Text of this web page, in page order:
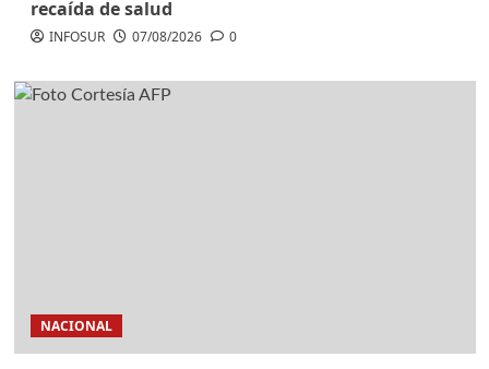
recaída de salud
INFOSUR 07/08/2026 0
NACIONAL